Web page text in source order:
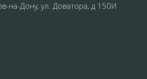
на-Дону, ул. Доватора, д 150И